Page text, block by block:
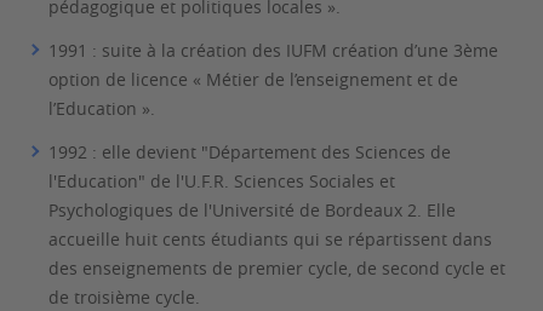
pédagogique et politiques locales ».
1991 : suite à la création des IUFM création d’une 3ème
option de licence « Métier de l’enseignement et de
l’Education ».
1992 : elle devient "Département des Sciences de
l'Education" de l'U.F.R. Sciences Sociales et
Psychologiques de l'Université de Bordeaux 2. Elle
accueille huit cents étudiants qui se répartissent dans
des enseignements de premier cycle, de second cycle et
de troisième cycle.